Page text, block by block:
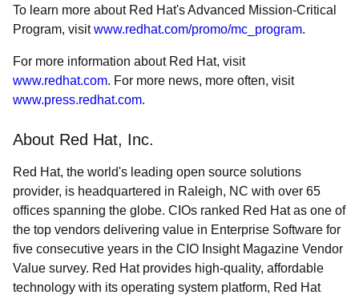
To learn more about Red Hat's Advanced Mission-Critical
Program, visitwww.redhat.com/promo/mc_program.
For more information about Red Hat, visit
www.redhat.com. For more news, more often, visit
www.press.redhat.com.
About Red Hat, Inc.
Red Hat, the world's leading open source solutions
provider, is headquartered in Raleigh, NC with over 65
offices spanning the globe. CIOs ranked Red Hat as one of
the top vendors delivering value in Enterprise Software for
five consecutive years in the CIO Insight Magazine Vendor
Value survey. Red Hat provides high-quality, affordable
technology with its operating system platform, Red Hat